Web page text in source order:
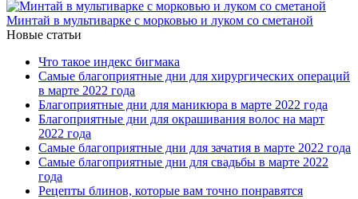
Минтай в мультиварке с морковью и луком со сметаной
Новые статьи
Что такое индекс бигмака
Самые благоприятные дни для хирургических операций
в марте 2022 года
Благоприятные дни для маникюра в марте 2022 года
Благоприятные дни для окрашивания волос на март
2022 года
Самые благоприятные дни для зачатия в марте 2022 года
Самые благоприятные дни для свадьбы в марте 2022
года
Рецепты блинов, которые вам точно понравятся